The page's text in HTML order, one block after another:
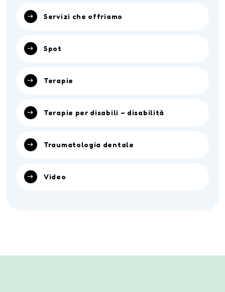
Servizi che offriamo
Spot
Terapie
Terapie per disabili – disabilità
Traumatologia dentale
Video